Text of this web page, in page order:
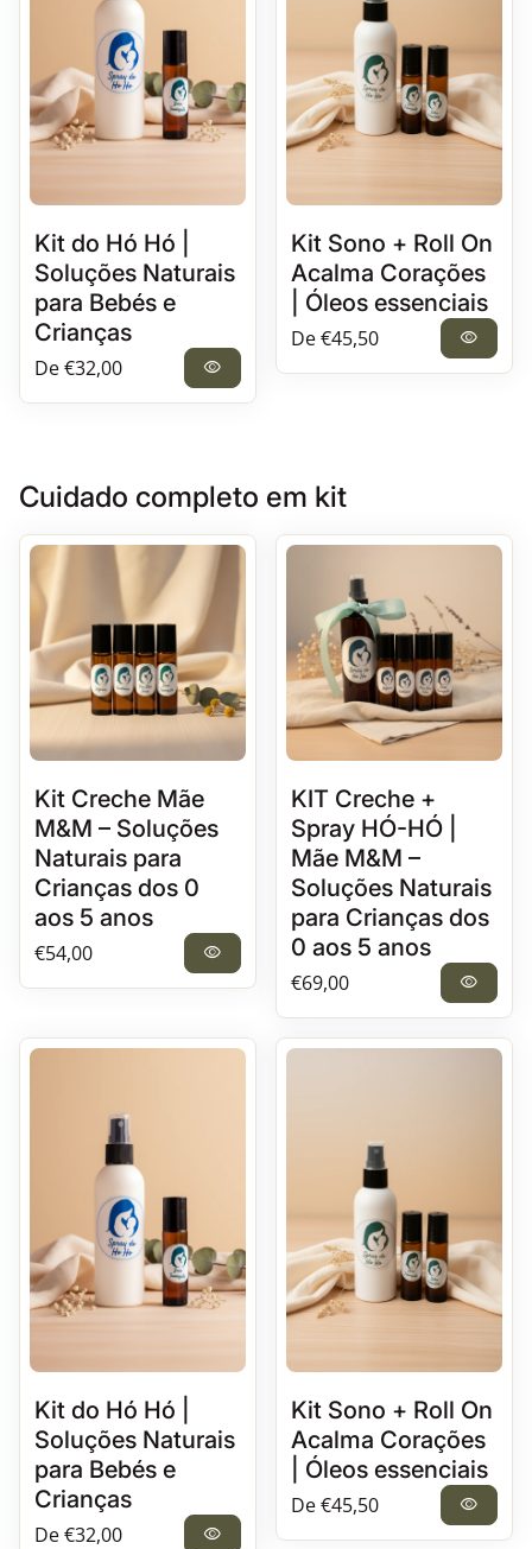
Kit do Hó Hó |
Soluções Naturais
para Bebés e
Crianças
Preço normal
De €32,00 visibility
Kit Sono + Roll On
Acalma Corações
| Óleos essenciais
Preço normal
De €45,50 visibility
Cuidado completo em kit
Kit Creche Mãe
M&M – Soluções
Naturais para
Crianças dos 0
aos 5 anos
Preço normal
€54,00 visibility
KIT Creche +
Spray HÓ-HÓ |
Mãe M&M –
Soluções Naturais
para Crianças dos
0 aos 5 anos
Preço normal
€69,00 visibility
Kit do Hó Hó |
Soluções Naturais
para Bebés e
Crianças
Preço normal
De €32,00 visibility
Kit Sono + Roll On
Acalma Corações
| Óleos essenciais
Preço normal
De €45,50 visibility